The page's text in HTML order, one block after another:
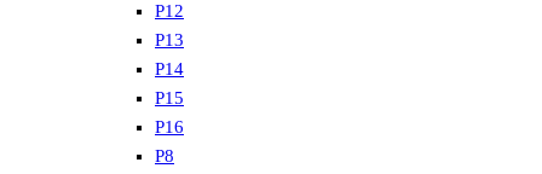
P12
P13
P14
P15
P16
P8